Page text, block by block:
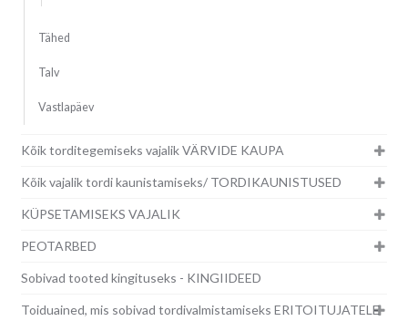
Tähed
Talv
Vastlapäev
Kõik torditegemiseks vajalik VÄRVIDE KAUPA
Kõik vajalik tordi kaunistamiseks/ TORDIKAUNISTUSED
KÜPSETAMISEKS VAJALIK
PEOTARBED
Sobivad tooted kingituseks - KINGIIDEED
Toiduained, mis sobivad tordivalmistamiseks ERITOITUJATELE